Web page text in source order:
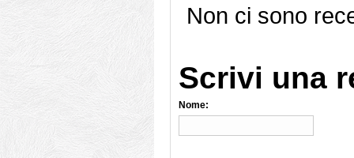
Non ci sono
Scrivi una
Nome: